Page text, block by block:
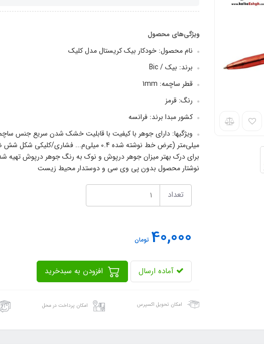
ویژگی‌های محصول
نام محصول: خودکار بیک کریستال مدل کلیک
برند: بیک / Bic
قطر ساچمه: 1mm
رنگ: قرمز
کشور مبدا برند: فرانسه
میلی‌متر (عرض خط نوشته شده 0.4 میلی‌م...
نوشتار محصول بدون پی وی سی و دوستدار محیط زیست
تعداد
40,000 تومان
آماده ارسال
امکان تحویل اکسپرس امکان پرداخت در محل